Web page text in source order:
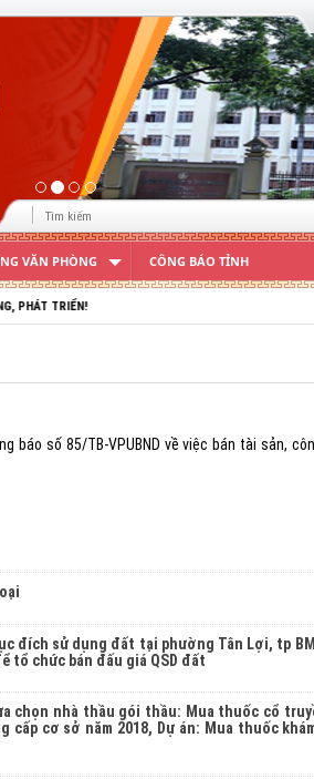
VĂN PHÒNG CÔNG BÁO TỈNH
báo số 85/TB-VPUBND về việc bán tài sản,
đích sử dụng đất tại phường Tân Lợi, tp
tổ chức bán đấu giá QSD đất
chọn nhà thầu gói thầu: Mua thuốc cổ
cơ sở năm 2018, Dự án: Mua thuốc